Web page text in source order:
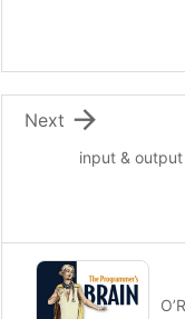
input &

Next